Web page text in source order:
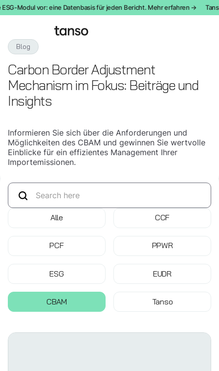
Modul vor: eine Datenbasis für jeden Bericht. Mehr erfahren →
Blog
Carbon Border Adjustment
Mechanism im Fokus: Beiträge und
Insights
Informieren Sie sich über die Anforderungen und
Möglichkeiten des CBAM und gewinnen Sie wertvolle
Einblicke für ein effizientes Management Ihrer
Importemissionen.
Alle CCF
PCF PPWR
ESG EUDR
CBAM Tanso